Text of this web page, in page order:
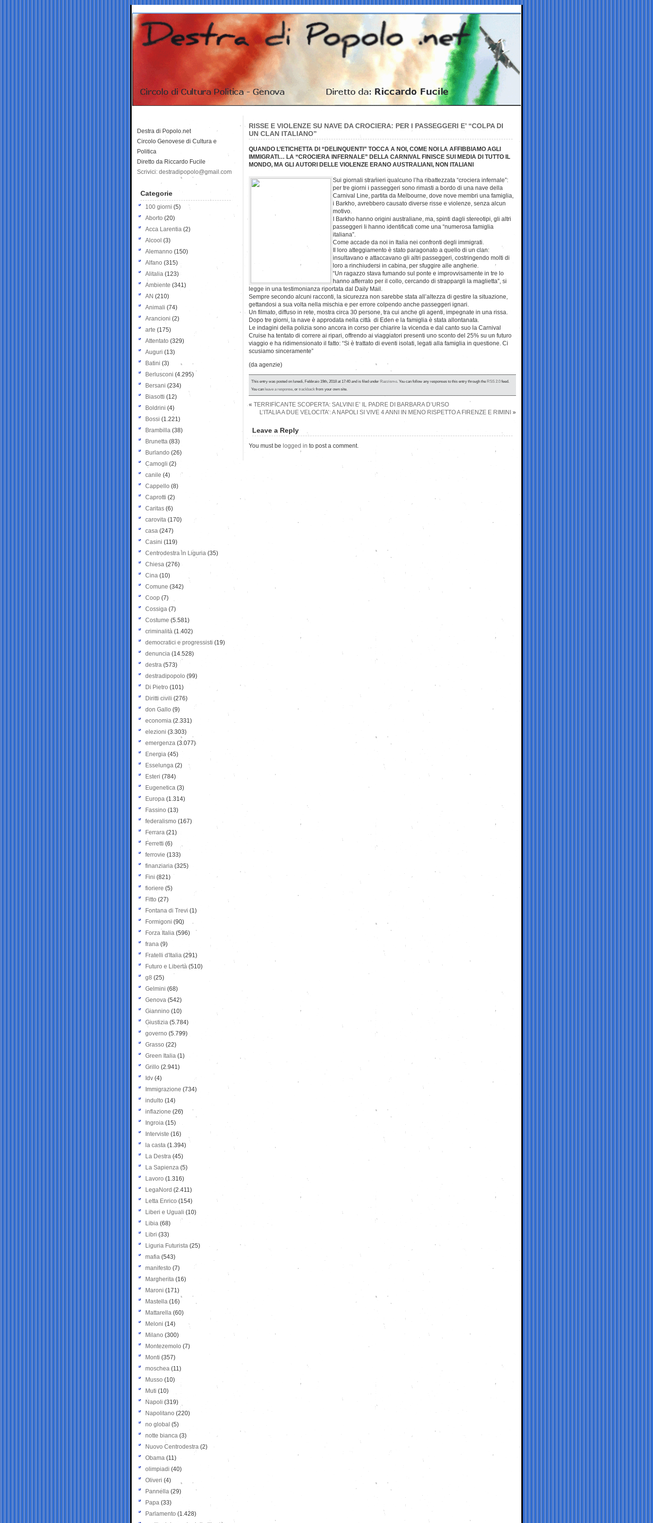
RISSE E VIOLENZE SU NAVE DA CROCIERA: PER I PASSEGGERI E’ “COLPA DI
UN CLAN ITALIANO”
QUANDO L’ETICHETTA DI “DELINQUENTI” TOCCA A NOI, COME NOI LA AFFIBBIAMO AGLI
IMMIGRATI… LA “CROCIERA INFERNALE” DELLA CARNIVAL FINISCE SUI MEDIA DI TUTTO IL
MONDO, MA GLI AUTORI DELLE VIOLENZE ERANO AUSTRALIANI, NON ITALIANI
Sui giornali stranieri qualcuno l’ha ribattezzata “crociera infernale”:
per tre giorni i passeggeri sono rimasti a bordo di una nave della
Carnival Line, partita da Melbourne, dove nove membri una famiglia,
i Barkho, avrebbero causato diverse risse e violenze, senza alcun
motivo.
I Barkho hanno origini australiane, ma, spinti dagli stereotipi, gli altri
passeggeri li hanno identificati come una “numerosa famiglia
italiana”.
Come accade da noi in Italia nei confronti degli immigrati.
Il loro atteggiamento è stato paragonato a quello di un clan:
insultavano e attaccavano gli altri passeggeri, costringendo molti di
loro a rinchiudersi in cabina, per sfuggire alle angherie.
“Un ragazzo stava fumando sul ponte e improvvisamente in tre lo
hanno afferrato per il collo, cercando di strappargli la maglietta”, si
legge in una testimonianza riportata dal Daily Mail.
Sempre secondo alcuni racconti, la sicurezza non sarebbe stata all’altezza di gestire la situazione,
gettandosi a sua volta nella mischia e per errore colpendo anche passeggeri ignari.
Un filmato, diffuso in rete, mostra circa 30 persone, tra cui anche gli agenti, impegnate in una rissa.
Dopo tre giorni, la nave è approdata nella città di Eden e la famiglia è stata allontanata.
Le indagini della polizia sono ancora in corso per chiarire la vicenda e dal canto suo la Carnival
Cruise ha tentato di correre ai ripari, offrendo ai viaggiatori presenti uno sconto del 25% su un futuro
viaggio e ha ridimensionato il fatto: “Si è trattato di eventi isolati, legati alla famiglia in questione. Ci
scusiamo sinceramente”
(da agenzie)
This entry was posted on lunedì, Febbraio 19th, 2018 at 17:40 and is filed underRazzismo. You can follow any responses to this entry through theRSS 2.0feed.
You canleave a response, ortrackbackfrom your own site.
« TERRIFICANTE SCOPERTA: SALVINI E’ IL PADRE DI BARBARA D’URSO
L’ITALIA A DUE VELOCITA’: A NAPOLI SI VIVE 4 ANNI IN MENO RISPETTO A FIRENZE E RIMINI »
Leave a Reply
You must be logged in to post a comment.
Destra di Popolo.net
Circolo Genovese di Cultura e
Politica
Diretto da Riccardo Fucile
Scrivici: destradipopolo@gmail.com
Categorie
100 giorni (5)
Aborto (20)
Acca Larentia (2)
Alcool (3)
Alemanno (150)
Alfano (315)
Alitalia (123)
Ambiente (341)
AN (210)
Animali (74)
Arancioni (2)
arte (175)
Attentato (329)
Auguri (13)
Batini (3)
Berlusconi (4.295)
Bersani (234)
Biasotti (12)
Boldrini (4)
Bossi (1.221)
Brambilla (38)
Brunetta (83)
Burlando (26)
Camogli (2)
canile (4)
Cappello (8)
Caprotti (2)
Caritas (6)
carovita (170)
casa (247)
Casini (119)
Centrodestra in Liguria (35)
Chiesa (276)
Cina (10)
Comune (342)
Coop (7)
Cossiga (7)
Costume (5.581)
criminalità (1.402)
democratici e progressisti (19)
denuncia (14.528)
destra (573)
destradipopolo (99)
Di Pietro (101)
Diritti civili (276)
don Gallo (9)
economia (2.331)
elezioni (3.303)
emergenza (3.077)
Energia (45)
Esselunga (2)
Esteri (784)
Eugenetica (3)
Europa (1.314)
Fassino (13)
federalismo (167)
Ferrara (21)
Ferretti (6)
ferrovie (133)
finanziaria (325)
Fini (821)
fioriere (5)
Fitto (27)
Fontana di Trevi (1)
Formigoni (90)
Forza Italia (596)
frana (9)
Fratelli d'Italia (291)
Futuro e Libertà (510)
g8 (25)
Gelmini (68)
Genova (542)
Giannino (10)
Giustizia (5.784)
governo (5.799)
Grasso (22)
Green Italia (1)
Grillo (2.941)
Idv (4)
Immigrazione (734)
indulto (14)
inflazione (26)
Ingroia (15)
Interviste (16)
la casta (1.394)
La Destra (45)
La Sapienza (5)
Lavoro (1.316)
LegaNord (2.411)
Letta Enrico (154)
Liberi e Uguali (10)
Libia (68)
Libri (33)
Liguria Futurista (25)
mafia (543)
manifesto (7)
Margherita (16)
Maroni (171)
Mastella (16)
Mattarella (60)
Meloni (14)
Milano (300)
Montezemolo (7)
Monti (357)
moschea (11)
Musso (10)
Muti (10)
Napoli (319)
Napolitano (220)
no global (5)
notte bianca (3)
Nuovo Centrodestra (2)
Obama (11)
olimpiadi (40)
Oliveri (4)
Pannella (29)
Papa (33)
Parlamento (1.428)